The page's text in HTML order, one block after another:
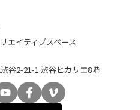
エイティブスペース
谷2-21-1 渋谷ヒカリエ8階